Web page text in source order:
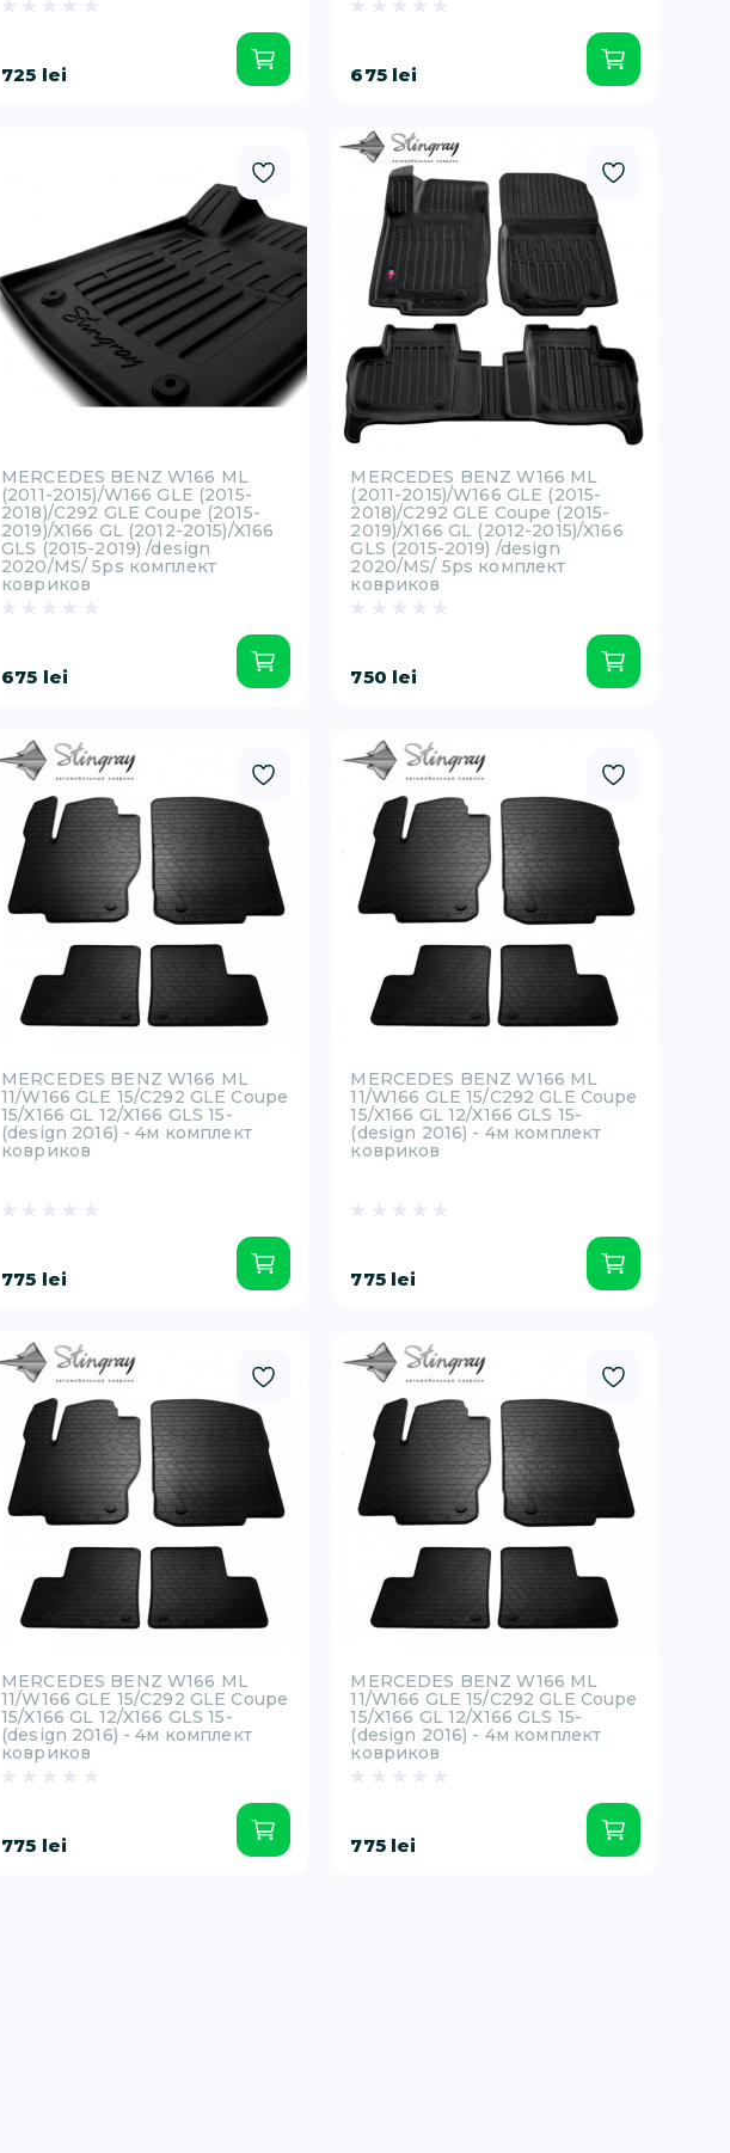
725 lei 675 lei
MERCEDES BENZ W166 ML
(2011-2015)/W166 GLE (2015-
2018)/C292 GLE Coupe (2015-
2019)/X166 GL (2012-2015)/X166
GLS (2015-2019) /design
2020/MS/ 5ps комплект
ковриков
675 lei
MERCEDES BENZ W166 ML
(2011-2015)/W166 GLE (2015-
2018)/C292 GLE Coupe (2015-
2019)/X166 GL (2012-2015)/X166
GLS (2015-2019) /design
2020/MS/ 5ps комплект
ковриков
750 lei
MERCEDES BENZ W166 ML
11/W166 GLE 15/C292 GLE Coupe
15/X166 GL 12/X166 GLS 15-
(design 2016) - 4м комплект
ковриков
775 lei
MERCEDES BENZ W166 ML
11/W166 GLE 15/C292 GLE Coupe
15/X166 GL 12/X166 GLS 15-
(design 2016) - 4м комплект
ковриков
775 lei
MERCEDES BENZ W166 ML
11/W166 GLE 15/C292 GLE Coupe
15/X166 GL 12/X166 GLS 15-
(design 2016) - 4м комплект
ковриков
775 lei
MERCEDES BENZ W166 ML
11/W166 GLE 15/C292 GLE Coupe
15/X166 GL 12/X166 GLS 15-
(design 2016) - 4м комплект
ковриков
775 lei